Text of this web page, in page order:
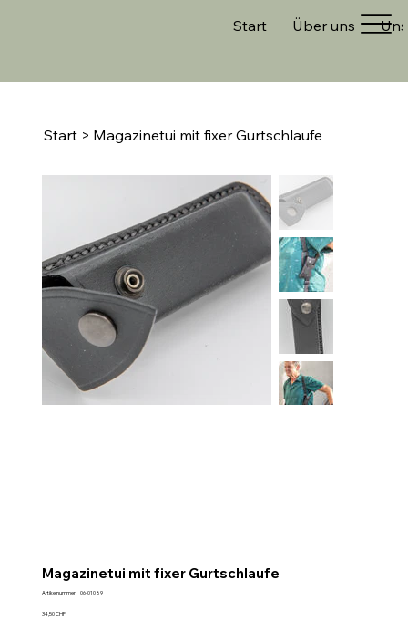
Start Über uns
Start > Magazinetui mit fixer Gurtschlaufe
Magazinetui mit fixer Gurtschlaufe
Artikelnummer: Artikelnummer:
06-01089
Preis
34,50 CHF